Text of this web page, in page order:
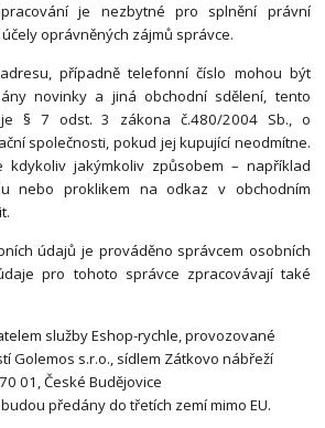
je nezbytné pro splnění právní
oprávněných zájmů správce.
případně telefonní číslo mohou být
novinky a jiná obchodní sdělení, tento
§ 7 odst. 3 zákona č.480/2004 Sb., o
společnosti, pokud jej kupující neodmítne.
kdykoliv jakýmkoliv způsobem – například
nebo proklikem na odkaz v obchodním
údajů je prováděno správcem osobních
pro tohoto správce zpracovávají také
služby Eshop-rychle, provozované
Golemos s.r.o., sídlem Zátkovo nábřeží
01, České Budějovice
předány do třetích zemí mimo EU.